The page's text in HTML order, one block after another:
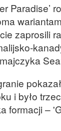
Paradise’
zaprosili
i było
formacji –